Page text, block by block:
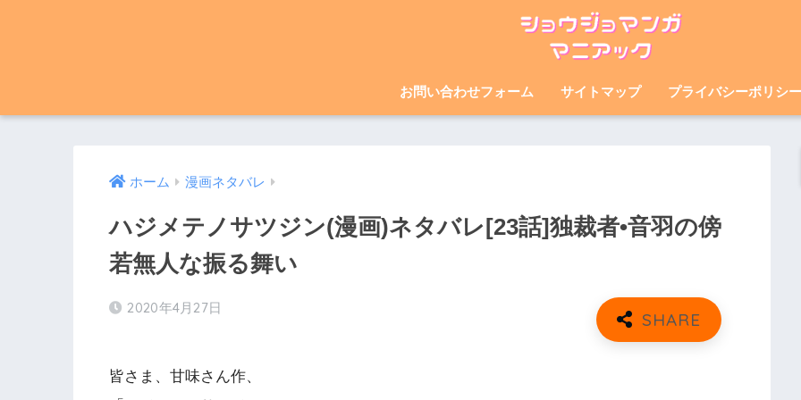
お問い合わせフォーム サイトマップ プライバシーポリシー
ホーム 漫画ネタバレ
ハジメテノサツジン(漫画)ネタバレ[23話]独裁者•音羽の傍
若無人な振る舞い
2020年4月27日
皆さま、甘味さん作、